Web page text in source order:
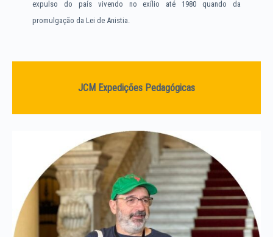
expulso do país vivendo no exílio até 1980 quando da
promulgação da Lei de Anistia.
JCM Expedições Pedagógicas